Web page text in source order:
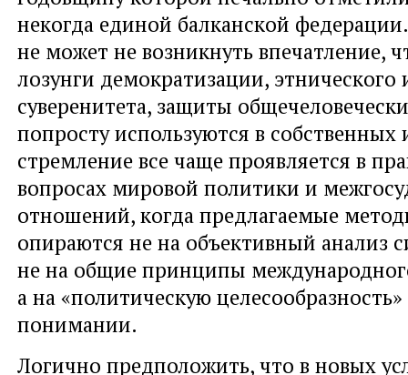
некогда единой балканской
не может не возникнуть впечатление,
лозунги демократизации, этнического
суверенитета, защиты
попросту используются в собственных
стремление все чаще проявляется в
вопросах мировой политики и
отношений, когда предлагаемые
опираются не на объективный анализ
не на общие принципы
а на «политическую
понимании.
Логично предположить, что в новых